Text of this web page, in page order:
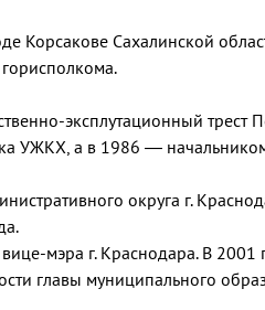
Корсакове Сахалинской
эксплутационный трест
УЖКХ, а в 1986 —
округа г.
мэра г. Краснодара. В
главы муниципального